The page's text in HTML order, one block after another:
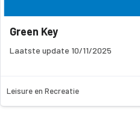
Green Key
Laatste update 10/11/2025
Leisure en Recreatie